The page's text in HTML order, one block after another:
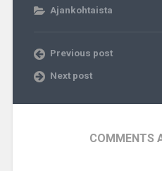
Ajankohtaista
Previous post
Next post
COMMENTS